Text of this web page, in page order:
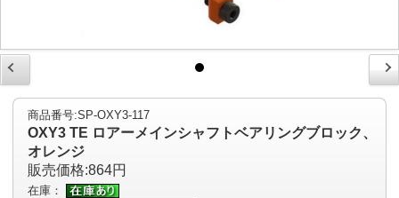
商品番号:SP-OXY3-117
OXY3 TE ロアーメインシャフトベアリングブロック、
オレンジ
販売価格:864円
在庫：